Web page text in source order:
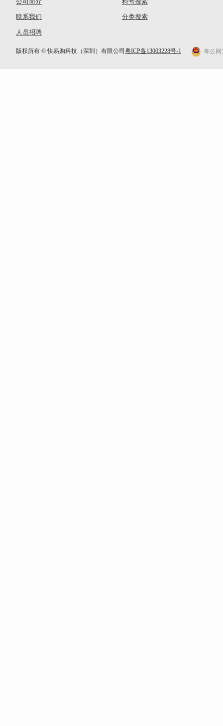
联系我们
人员招聘
分类搜索
版权所有 © 快易购科技（深圳）有限公司 粤ICP备13003228号-1 粤公网